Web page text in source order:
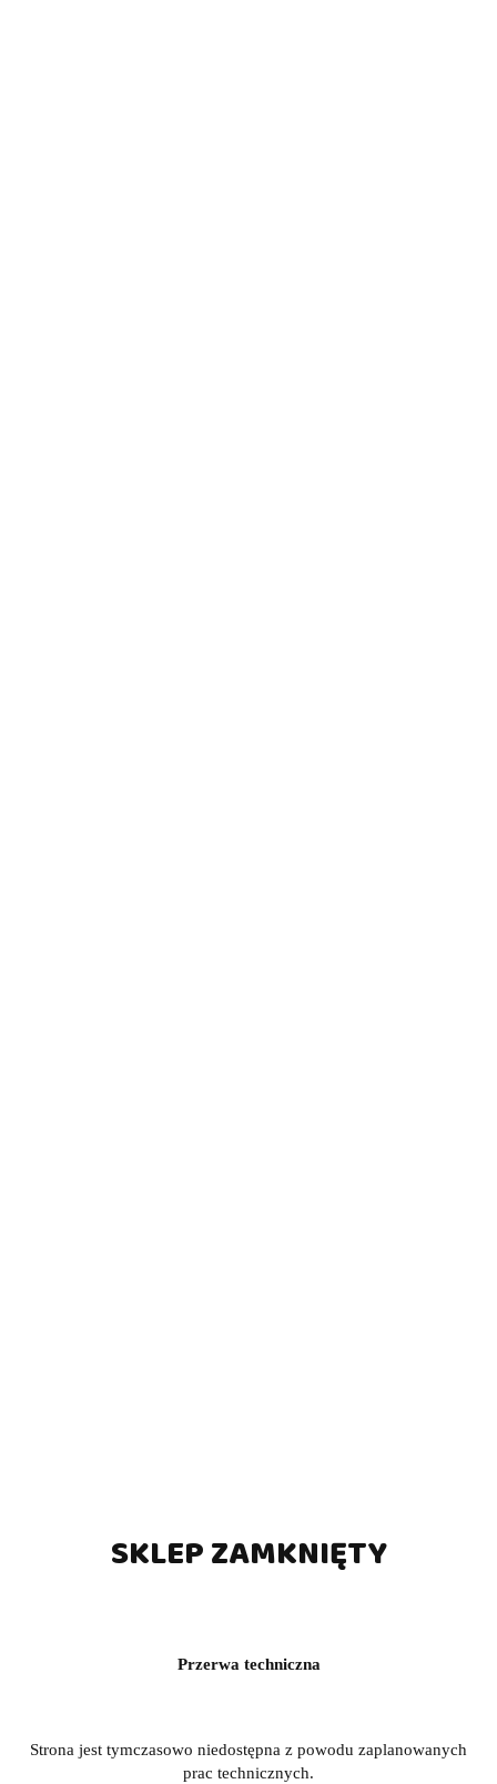
SKLEP ZAMKNIĘTY
Przerwa techniczna
Strona jest tymczasowo niedostępna z powodu zaplanowanych
prac technicznych.